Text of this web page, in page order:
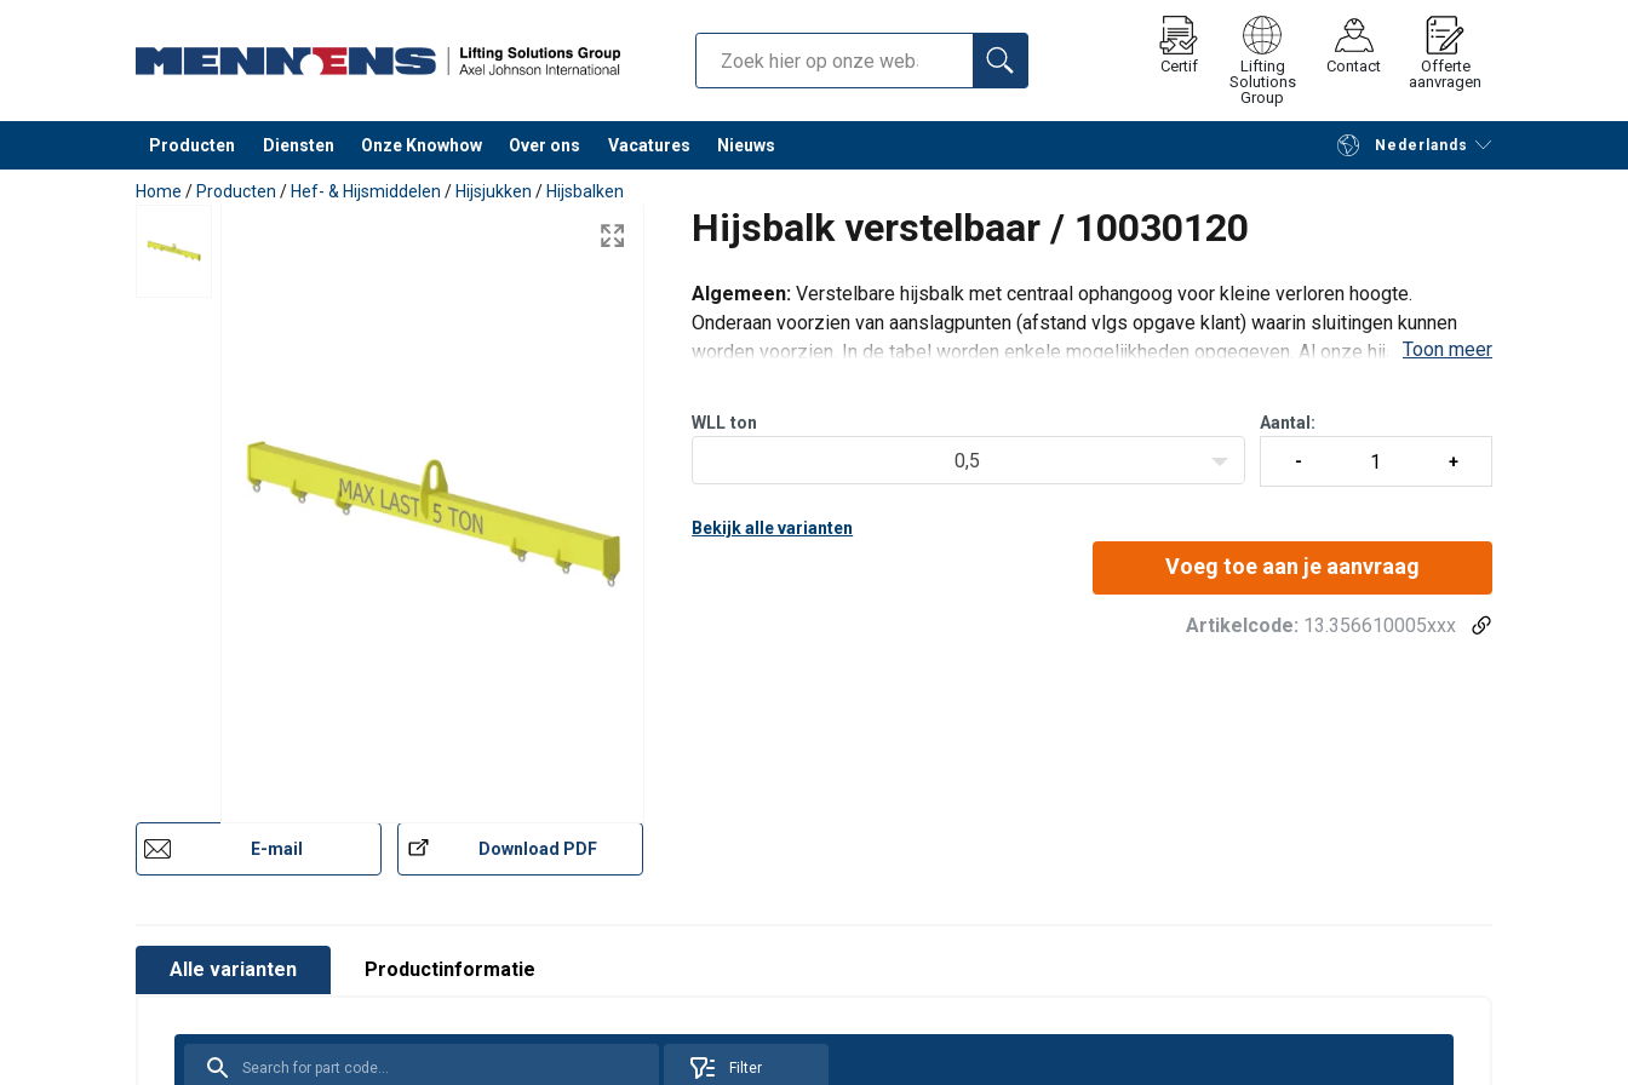
Certif
Lifting
Solutions
Group
Contact
Offerte
aanvragen
Producten Diensten Onze Knowhow Over ons Vacatures Nieuws Nederlands
toegevoegd aan uw offerte Verder winkelen Vraag offerte aan
Home / Producten / Hef- & Hijsmiddelen / Hijsjukken / Hijsbalken
Hijsbalk verstelbaar / 10030120
E-mail Download PDF
Algemeen: Verstelbare hijsbalk met centraal ophangoog voor kleine verloren hoogte.
Onderaan voorzien van aanslagpunten (afstand vlgs opgave klant) waarin sluitingen kunnen
worden voorzien. In de tabel worden enkele mogelijkheden opgegeven. Al onze hijsbalken
Toon meer
WLL ton
0,5
Aantal:
Bekijk alle varianten
Voeg toe aan je aanvraag
Artikelcode: 13.356610005xxx
Alle varianten Productinformatie
Filter
Afwerking: